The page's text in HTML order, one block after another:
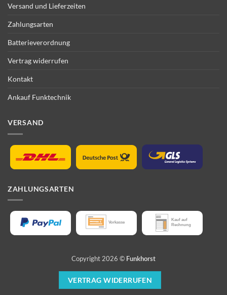
Versand und Lieferzeiten
Zahlungsarten
Batterieverordnung
Vertrag widerrufen
Kontakt
Ankauf Funktechnik
VERSAND
ZAHLUNGSARTEN
Copyright 2026 © Funkhorst
VERTRAG WIDERRUFEN